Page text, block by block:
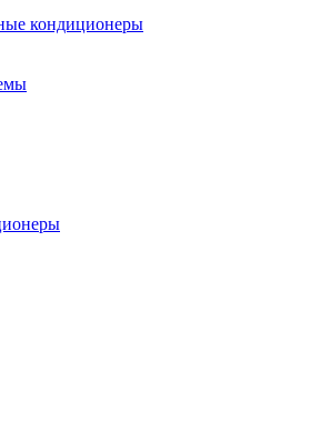
кондиционеры